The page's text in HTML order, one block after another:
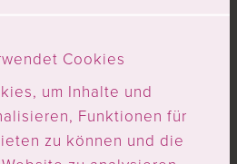
Cookies
um Inhalte und
Funktionen für
zu können und die
Datenschutz habe ich
Verwendung meiner